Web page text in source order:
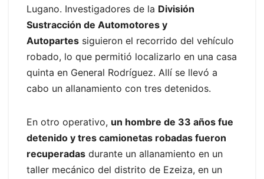
Lugano. Investigadores de la División
Sustracción de Automotores y
Autopartes siguieron el recorrido del vehículo
robado, lo que permitió localizarlo en una casa
quinta en General Rodríguez. Allí se llevó a
cabo un allanamiento con tres detenidos.
En otro operativo, un hombre de 33 años fue
detenido y tres camionetas robadas fueron
recuperadas durante un allanamiento en un
taller mecánico del distrito de Ezeiza, en un